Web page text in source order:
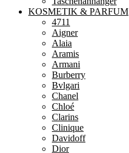
KOSMETIK & PARFUM
4711
Aigner
Alaia
Aramis
Armani
Burberry
Bvlgari
Chanel
Chloé
Clarins
Clinique
Davidoff
Dior